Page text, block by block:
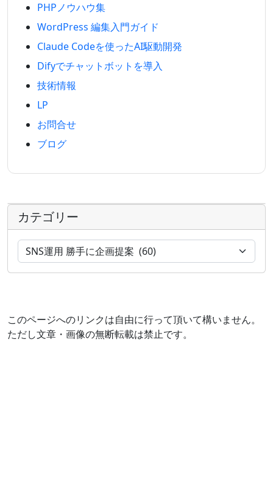
PHPノウハウ集
WordPress 編集入門ガイド
Claude Codeを使ったAI駆動開発
Difyでチャットボットを導入
技術情報
LP
お問合せ
ブログ
カテゴリー
このページへのリンクは自由に行って頂いて構いません。
ただし文章・画像の無断転載は禁止です。